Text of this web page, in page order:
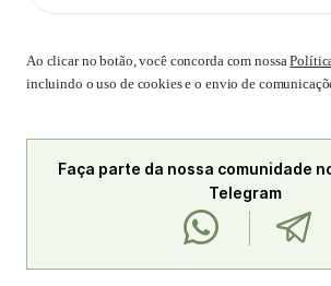
Ao clicar no botão, você concorda com nossa
incluindo o uso de cookies e o envio de
Faça parte da nossa comunidade
Telegram